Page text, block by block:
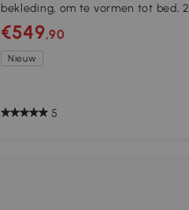
bekleding, om te vormen tot bed, 2
kussens, zijvakken, 157 x 190 cm,
donkergrijs
€549,90
Nieuw
5